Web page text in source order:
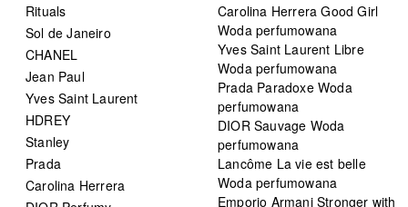
Rituals
Sol de Janeiro
CHANEL
Jean Paul
Yves Saint Laurent
HDREY
Stanley
Prada
Carolina Herrera
Carolina Herrera Good Girl
Woda perfumowana
Yves Saint Laurent Libre
Woda perfumowana
Prada Paradoxe Woda
perfumowana
DIOR Sauvage Woda
perfumowana
Lancôme La vie est belle
Woda perfumowana
Emporio Armani Stronger with